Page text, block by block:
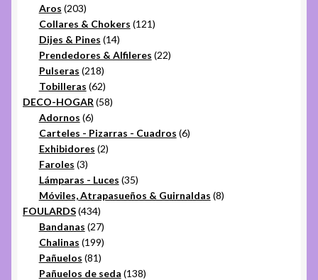
Aros 203203
productos
Collares & Chokers 121121
Dijes & Pines 1414
productos
Prendedores & Alfileres 2222
Pulseras 218218
productos
Tobilleras 6262
productos
DECO-HOGAR 5858
Adornos 66
productos
Carteles - Pizarras - Cuadros 66
Exhibidores 22
Faroles 33
productos
Lámparas - Luces 3535
productos
Móviles, Atrapasueños & Guirnaldas 88
FOULARDS 434434
productos
Bandanas 2727
productos
Chalinas 199199
productos
Pañuelos 8181
productos
Pañuelos de seda 138138